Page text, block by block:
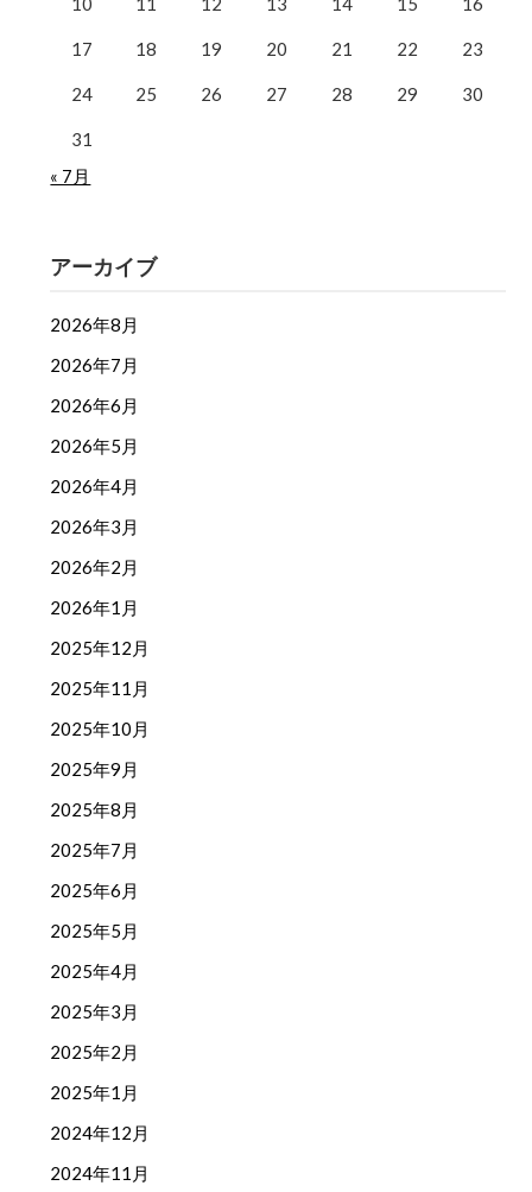
17 18 19 20 21 22 23
24 25 26 27 28 29 30
31
« 7月
アーカイブ
2026年8月
2026年7月
2026年6月
2026年5月
2026年4月
2026年3月
2026年2月
2026年1月
2025年12月
2025年11月
2025年10月
2025年9月
2025年8月
2025年7月
2025年6月
2025年5月
2025年4月
2025年3月
2025年2月
2025年1月
2024年12月
2024年11月